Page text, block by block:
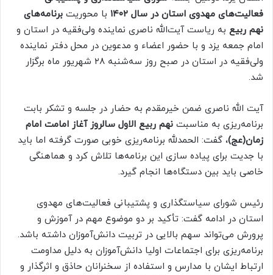
فعالیت‌های مهدوی استان در سال ۱۴۰۲
با محوریت برنامه‌های
نهم ربیع به ریاست آیت‌الله ناصری نماینده ولی‌فقیه در استان و
امام جمعه یزد و با حضور اعضاء و مدعوین در محل دفتر نماینده
ولی‌فقیه در استان در صبح روز سه‌شنبه ۲۸ شهریور ماه برگزار
شد.
آیت الله ناصری ضمن خیرمقدم به حضار در جلسه و تشکر بابت
برنامه‌ریزی به مناسبت نهم ربیع الاول سالروز آغاز امامت امام
زمان(عج)، گفت: الحمدلله برنامه‌‌ریزی خوبی صورت گرفته اما باید
با جدیت برای پیاده سازی این برنامه‌ها تلاش کرد و هماهنگی
خاصی باید بین دستگاه‌ها انجام گیرد.
رئیس شورای سیاستگذاری و پشتیبانی فعالیت‌های مهدوی
استان در ادامه گفت: تأکید بر دو موضوع مهم در آموزش و
پرورش می‌تواند سهم بالایی در تربیت دانش‌آموزان داشته باشد.
برنامه‌ریزی برای اجتماعات اولیا دانش‌آموزان به دلیل مداومت
ارتباط ایشان با مدارس و استفاده از سخنرانان حاذق و اثرگذار و